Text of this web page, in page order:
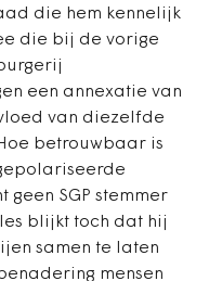
die hem kennelijk
die bij de vorige
een annexatie van
van diezelfde
betrouwbaar is
geen SGP stemmer
blijkt toch dat hij
samen te laten
mensen